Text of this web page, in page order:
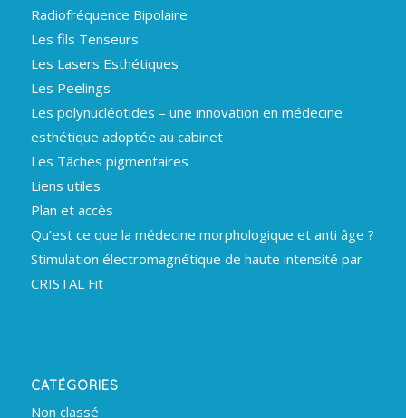
Radiofréquence Bipolaire
Les fils Tenseurs
Les Lasers Esthétiques
Les Peelings
Les polynucléotides – une innovation en médecine
esthétique adoptée au cabinet
Les Tâches pigmentaires
Liens utiles
Plan et accès
Qu’est ce que la médecine morphologique et anti âge ?
Stimulation électromagnétique de haute intensité par
CRISTAL Fit
CATÉGORIES
Non classé